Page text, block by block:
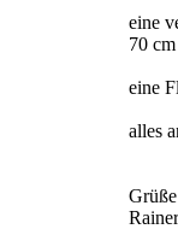
eine
70
eine
alles